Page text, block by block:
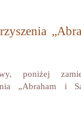
poniżej
„Abraham i